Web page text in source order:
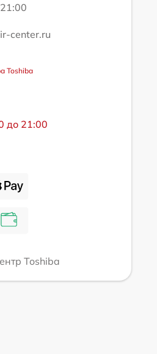
center.ru
Toshiba
до 21:00
Toshiba